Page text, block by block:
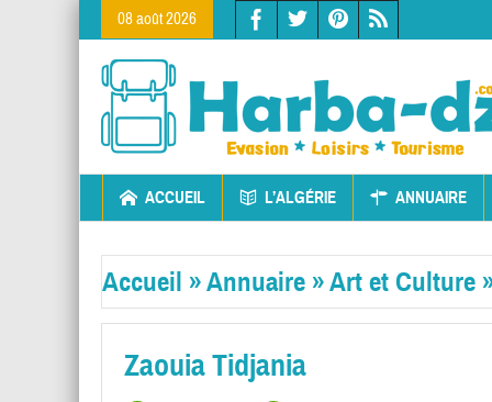
08 août 2026
ACCUEIL L’ALGÉRIE ANNUAIRE
Accueil »Annuaire »Art et Culture
Zaouia Tidjania